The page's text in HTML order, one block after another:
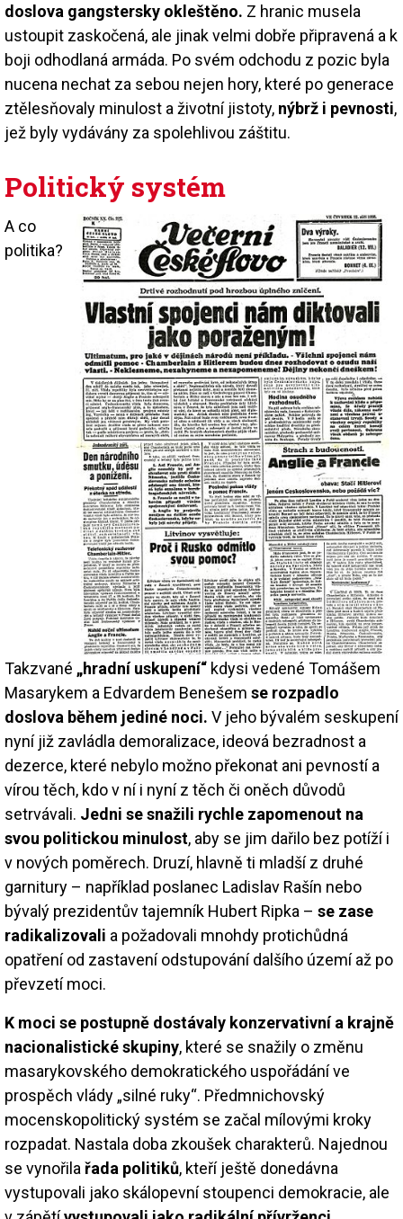
doslova gangstersky okleštěno. Z hranic musela
ustoupit zaskočená, ale jinak velmi dobře připravená a k
boji odhodlaná armáda. Po svém odchodu z pozic byla
nucena nechat za sebou nejen hory, které po generace
ztělesňovaly minulost a životní jistoty, nýbrž i pevnosti,
jež byly vydávány za spolehlivou záštitu.
Politický systém
A co
politika?
Takzvané „hradní uskupení“ kdysi vedené Tomášem
Masarykem a Edvardem Benešem se rozpadlo
doslova během jediné noci. V jeho bývalém seskupení
nyní již zavládla demoralizace, ideová bezradnost a
dezerce, které nebylo možno překonat ani pevností a
vírou těch, kdo v ní i nyní z těch či oněch důvodů
setrvávali. Jedni se snažili rychle zapomenout na
svou politickou minulost, aby se jim dařilo bez potíží i
v nových poměrech. Druzí, hlavně ti mladší z druhé
garnitury – například poslanec Ladislav Rašín nebo
bývalý prezidentův tajemník Hubert Ripka – se zase
radikalizovali a požadovali mnohdy protichůdná
opatření od zastavení odstupování dalšího území až po
převzetí moci.
K moci se postupně dostávaly konzervativní a krajně
nacionalistické skupiny, které se snažily o změnu
masarykovského demokratického uspořádání ve
prospěch vlády „silné ruky“. Předmnichovský
mocenskopolitický systém se začal mílovými kroky
rozpadat. Nastala doba zkoušek charakterů. Najednou
se vynořila řada politiků, kteří ještě donedávna
vystupovali jako skálopevní stoupenci demokracie, ale